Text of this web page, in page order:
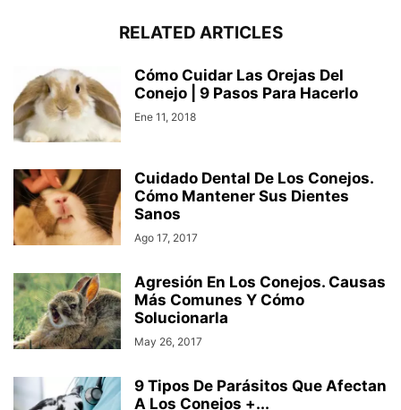
RELATED ARTICLES
Cómo Cuidar Las Orejas Del
Conejo | 9 Pasos Para Hacerlo
Ene 11, 2018
Cuidado Dental De Los Conejos.
Cómo Mantener Sus Dientes
Sanos
Ago 17, 2017
Agresión En Los Conejos. Causas
Más Comunes Y Cómo
Solucionarla
May 26, 2017
9 Tipos De Parásitos Que Afectan
A Los Conejos +...